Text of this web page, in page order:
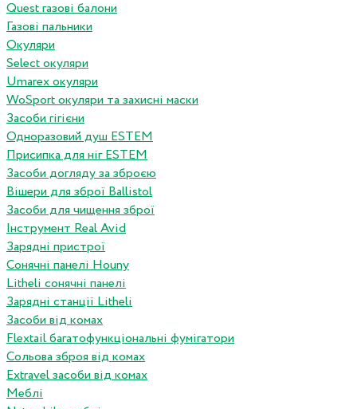
Quest газові балони
Газові пальники
Окуляри
Select окуляри
Umarex окуляри
WoSport окуляри та захисні маски
Засоби гігієни
Одноразовий душ ESTEM
Присипка для ніг ESTEM
Засоби догляду за зброєю
Вішери для зброї Ballistol
Засоби для чищення зброї
Інструмент Real Avid
Зарядні пристрої
Сонячні панелі Houny
Litheli сонячні панелі
Зарядні станції Litheli
Засоби від комах
Flextail багатофункціональні фумігатори
Сольова зброя від комах
Extravel засоби від комах
Меблі